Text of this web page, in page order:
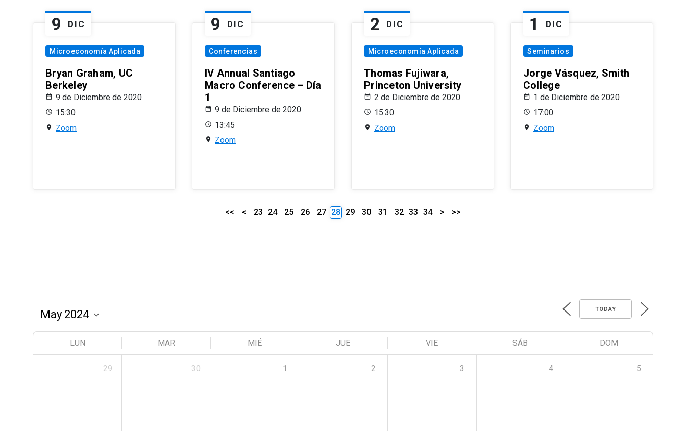
9 DIC
Microeconomía Aplicada
Bryan Graham, UC
Berkeley
9 de Diciembre de 2020
15:30
Zoom
9 DIC
Conferencias
IV Annual Santiago
Macro Conference – Día
1
9 de Diciembre de 2020
13:45
Zoom
2 DIC
Microeconomía Aplicada
Thomas Fujiwara,
Princeton University
2 de Diciembre de 2020
15:30
Zoom
1 DIC
Seminarios
Jorge Vásquez, Smith
College
1 de Diciembre de 2020
17:00
Zoom
<< < 23 24 25 26 27 28 29 30 31 32 33 34 > >>
TODAY
LUN MAR MIÉ JUE VIE SÁB DOM
29 30 1 2 3 4 5